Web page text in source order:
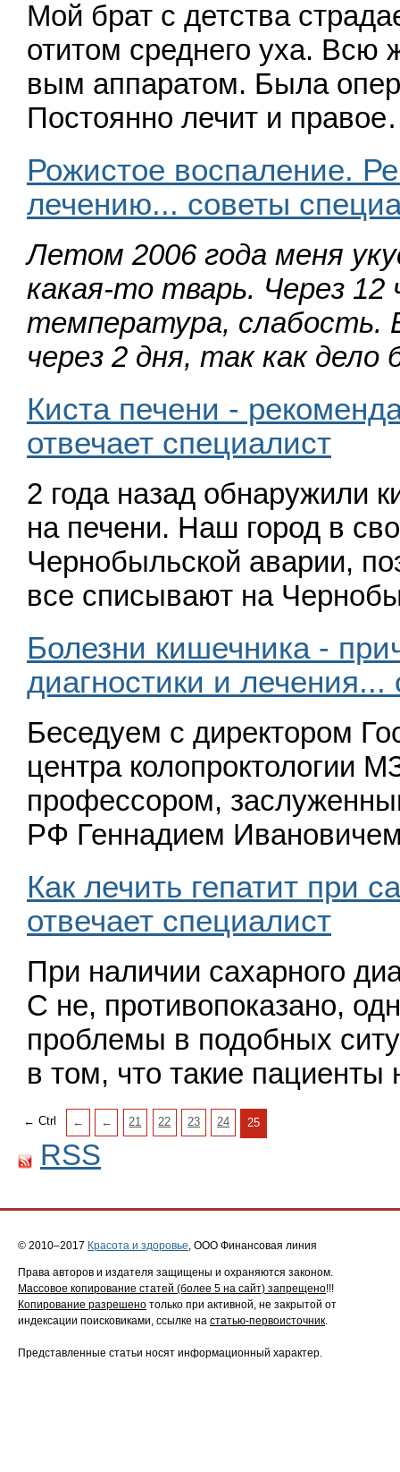
Мой брат с детства
отитом среднего уха. Всю
вым аппаратом. Была
Постоянно ле­чит и
Рожистое воспаление.
лечению... советы
Летом 2006 года меня
какая-то тварь. Через 12
температура, слабость.
через 2 дня, так как дело
Киста печени -
отвечает специалист
2 года назад обнаружили
на печени. Наш город в
Чернобыльской ава­рии,
все списывают на
Болезни кишечника -
диагностики и лечения...
Беседуем с директором
центра колопроктологии
профессором,
РФ Геннадием
Как лечить гепатит при
отвечает специалист
При наличии сахарного
С не, проти­вопоказано,
проблемы в подобных
в том, что такие
← Ctrl ← ← 21 22 23 24 25
RSS
© 2010–2017 Красота и здоровье , ООО Финансовая линия
Права авторов и издателя защищены и охраняются законом.
Массовое копирование статей (более 5 на сайт) запрещено!!!
Копирование разрешено только при активной, не закрытой от
индексации поисковиками, ссылке на статью-первоисточник
Представленные статьи носят информационный характер.